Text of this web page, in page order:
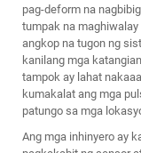
pag-deform na
tumpak na
angkop na tugon ng
kanilang mga
tampok ay lahat
kumakalat ang mga
patungo sa mga
Ang mga inhinyero ay